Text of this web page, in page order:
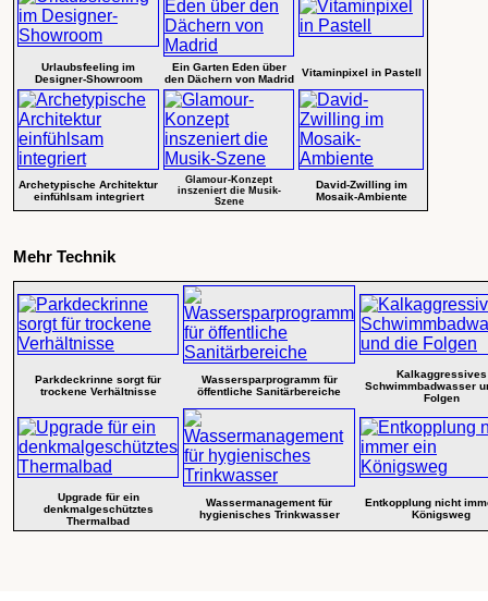
Urlaubsfeeling im
Designer-Showroom
Ein Garten Eden über
den Dächern von Madrid
Vitaminpixel in Pastell
Archetypische Architektur
einfühlsam integriert
Glamour-Konzept
inszeniert die Musik-
Szene
David-Zwilling im
Mosaik-Ambiente
Mehr Technik
Parkdeckrinne sorgt für
trockene Verhältnisse
Wassersparprogramm für
öffentliche Sanitärbereiche
Kalkaggressives
Schwimmbadwasser
Folgen
Upgrade für ein
denkmalgeschütztes
Thermalbad
Wassermanagement für
hygienisches Trinkwasser
Entkopplung nicht
Königsweg